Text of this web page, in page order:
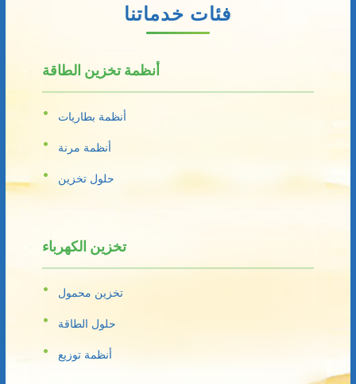
فئات خدماتنا
أنظمة تخزين الطاقة
أنظمة بطاريات
أنظمة مرنة
حلول تخزين
تخزين الكهرباء
تخزين محمول
حلول الطاقة
أنظمة توزيع